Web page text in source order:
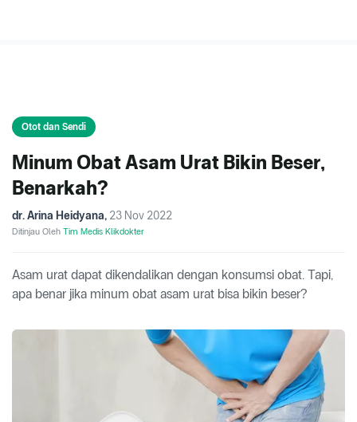
Otot dan Sendi
Minum Obat Asam Urat Bikin Beser,
Benarkah?
dr. Arina Heidyana, 23 Nov 2022
Ditinjau Oleh Tim Medis Klikdokter
Asam urat dapat dikendalikan dengan konsumsi obat. Tapi,
apa benar jika minum obat asam urat bisa bikin beser?